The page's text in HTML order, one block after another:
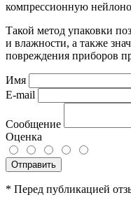
компрессионную
Такой метод упаковки
и влажности, а также
повреждения приборов
Имя
E-mail
Сообщение
Оценка
Отправить
* Перед публикацией